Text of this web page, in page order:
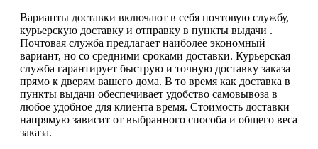
Варианты доставки включают в себя почтовую службу,
курьерскую доставку и отправку в пункты выдачи .
Почтовая служба предлагает наиболее экономный
вариант, но со средними сроками доставки. Курьерская
служба гарантирует быструю и точную доставку заказа
прямо к дверям вашего дома. В то время как доставка в
пункты выдачи обеспечивает удобство самовывоза в
любое удобное для клиента время. Стоимость доставки
напрямую зависит от выбранного способа и общего веса
заказа.